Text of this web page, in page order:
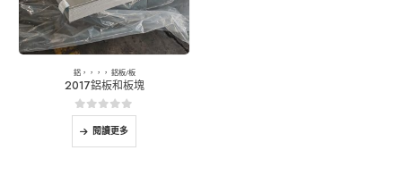
鋁，，，， 鋁板/板
2017鋁板和板塊
05分
閱讀更多